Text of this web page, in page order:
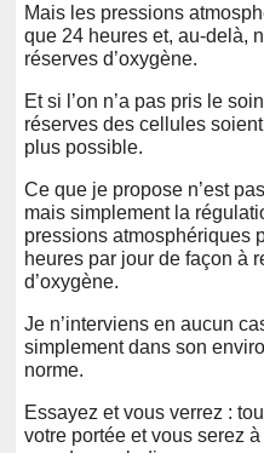
Mais les pressions
que 24 heures et, au-delà,
réserves d’oxygène.
Et si l’on n’a pas pris le
réserves des cellules
plus possible.
Ce que je propose n’est
mais simplement la
pressions atmosphériques
heures par jour de façon à
d’oxygène.
Je n’interviens en aucun
simplement dans son
norme.
Essayez et vous verrez :
votre portée et vous serez